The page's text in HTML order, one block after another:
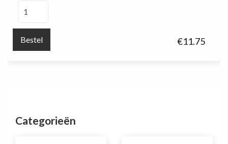
€11.75
400
Bestel
Categorieën